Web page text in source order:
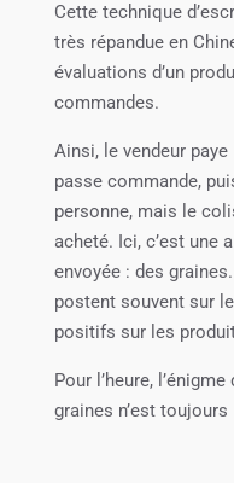
Cette technique
très répandue en
évaluations d’un
commandes.
Ainsi, le vendeur paye
passe commande,
personne, mais le
acheté. Ici, c’est une
envoyée : des
postent souvent sur
positifs sur les
Pour l’heure,
graines n’est